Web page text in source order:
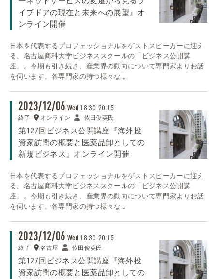
イブドアの現在と未来への展望』オ
ンライン開催
日本を代表するプロフェッショナルをゲストスピーカーに迎え
る、名古屋商科大学ビジネススクールの「ビジネス公開講
座」。今期も引き続き、産業界の動向について専門家よりお話
を伺います。各専門家の持つ様々な...
2023/12/06 Wed 18:30-20:15
終了 オンライン 依田俊英氏
第127回ビジネス公開講座『海外投
資家訪問の概要と医薬品卸としての
新規ビジネス』オンライン開催
日本を代表するプロフェッショナルをゲストスピーカーに迎え
る、名古屋商科大学ビジネススクールの「ビジネス公開講
座」。今期も引き続き、産業界の動向について専門家よりお話
を伺います。各専門家の持つ様々な...
2023/12/06 Wed 18:30-20:15
終了 名古屋 依田俊英氏
第127回ビジネス公開講座『海外投
資家訪問の概要と医薬品卸としての